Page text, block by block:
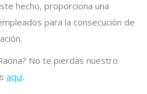
hecho, proporciona una
para la consecución de
No te pierdas nuestro
aquí.